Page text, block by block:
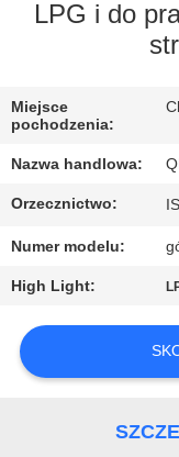
KONTROLA
SIĘ
Z
SPRAWY
SITEMAP
LPG i do
Miejsce
pochodzenia:
Nazwa handlowa:
Orzecznictwo:
Numer modelu:
High Light: